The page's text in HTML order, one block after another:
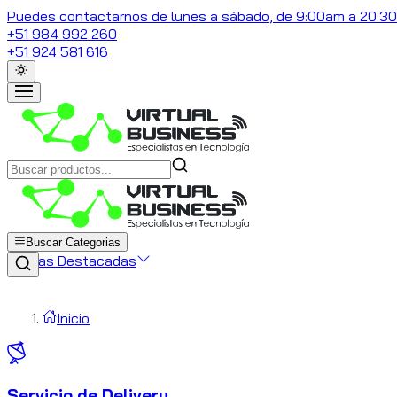
Puedes contactarnos de lunes a sábado, de 9:00am a
+51 984 992 260
+51 924 581 616
Buscar Categorias
Marcas Destacadas
Inicio